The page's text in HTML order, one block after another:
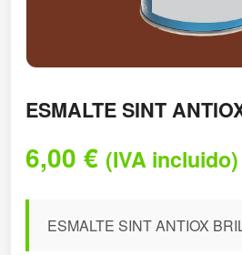
ESMALTE SINT
6,00 € (IVA incluido)
ESMALTE SINT ANTIOX